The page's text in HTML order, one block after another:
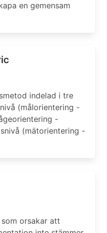
en gemensam
indelad i tre
(målorientering -
-
(mätorientering -
orsakar att